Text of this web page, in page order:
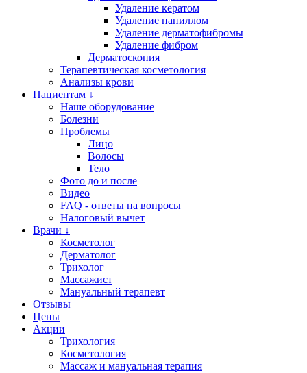
Удаление кератом
Удаление папиллом
Удаление дерматофибромы
Удаление фибром
Дерматоскопия
Терапевтическая косметология
Анализы крови
Пациентам ↓
Наше оборудование
Болезни
Проблемы
Лицо
Волосы
Тело
Фото до и после
Видео
FAQ - ответы на вопросы
Налоговый вычет
Врачи ↓
Косметолог
Дерматолог
Трихолог
Массажист
Мануальный терапевт
Отзывы
Цены
Акции
Трихология
Косметология
Массаж и мануальная терапия